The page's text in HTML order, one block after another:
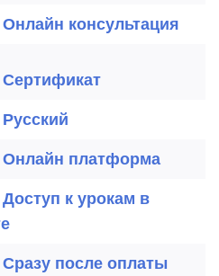
Онлайн консультация
Сертификат
Русский
Онлайн платформа
Доступ к урокам в
Сразу после оплаты